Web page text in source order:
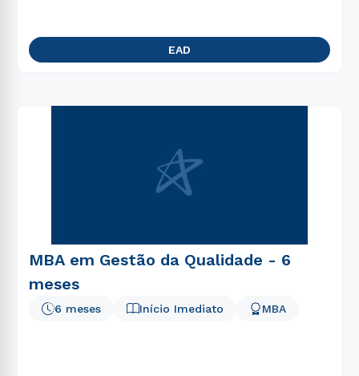
EAD
MBA em Gestão da Qualidade - 6
meses
Início Imediato
6 meses MBA